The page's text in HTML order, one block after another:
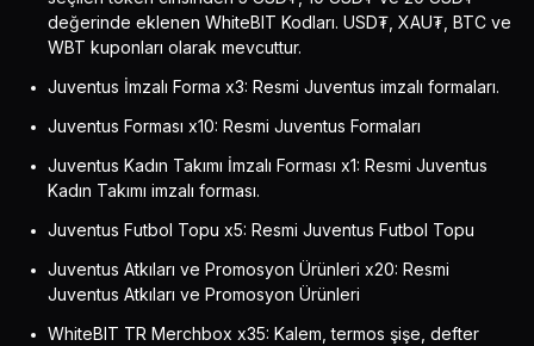
değerinde eklenen WhiteBIT Kodları. USD₮, XAU₮, BTC ve
WBT kuponları olarak mevcuttur.
Juventus İmzalı Forma x3: Resmi Juventus imzalı formaları.
Juventus Forması x10: Resmi Juventus Formaları
Juventus Kadın Takımı İmzalı Forması x1: Resmi Juventus
Kadın Takımı imzalı forması.
Juventus Futbol Topu x5: Resmi Juventus Futbol Topu
Juventus Atkıları ve Promosyon Ürünleri x20: Resmi
Juventus Atkıları ve Promosyon Ürünleri
WhiteBIT TR Merchbox x35: Kalem, termos şişe, defter